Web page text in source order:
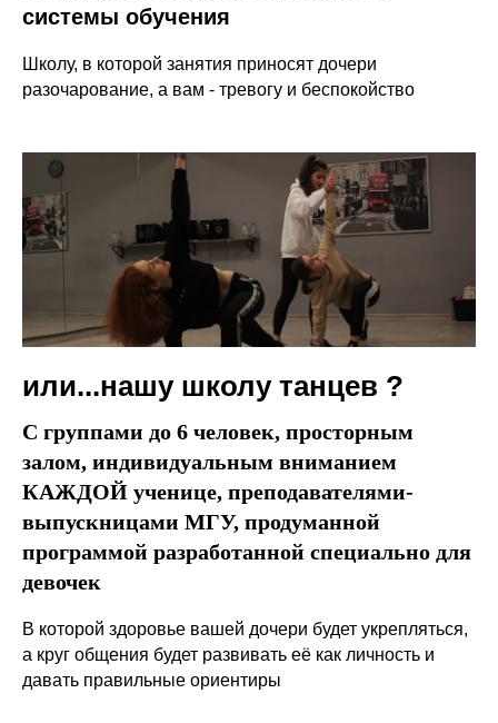
системы обучения
Школу, в которой занятия приносят дочери
разочарование, а вам - тревогу и беспокойство
или...нашу школу танцев ?
С группами до 6 человек, просторным
залом, индивидуальным вниманием
КАЖДОЙ ученице, преподавателями-
выпускницами МГУ, продуманной
программой разработанной специально для
девочек
В которой здоровье вашей дочери будет укрепляться,
а круг общения будет развивать её как личность и
давать правильные ориентиры